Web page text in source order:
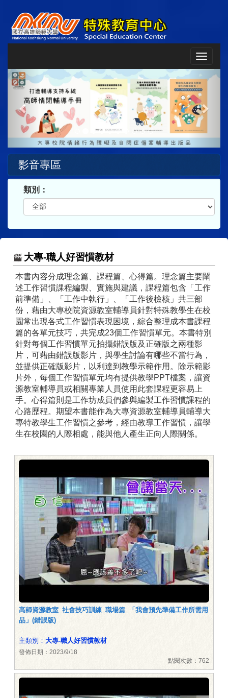
Toggle
Previous Next
影音專區
類別：
大專-職人好習慣教材
本書內容分成理念篇、課程篇、心得篇。理念篇主要闡
述工作習慣課程編製、實施與建議，課程篇包含「工作
前準備」、「工作中執行」、「工作後檢核」共三部
份，藉由大專校院資源教室輔導員針對特殊教學生在校
園常出現各式工作習慣表現困境，綜合整理成本書課程
篇的各單元技巧，共完成23個工作習慣單元。本書特別
針對每個工作習慣單元拍攝錯誤版及正確版之兩種影
片，可藉由錯誤版影片，與學生討論有哪些不當行為，
並提供正確版影片，以利達到教學示範作用。除示範影
片外，每個工作習慣單元均有提供教學PPT檔案，讓資
源教室輔導員或相關專業人員使用此套課程更容易上
手。心得篇則是工作坊成員們參與編製工作習慣課程的
心路歷程。期望本書能作為大專資源教室輔導員輔導大
專特教學生工作習慣之參考，經由教導工作習慣，讓學
生在校園的人際相處，能與他人產生正向人際關係。
高師資源教室_社會技巧訓練_職場篇_「我會預先準備工作所需用
品」(錯誤版)
主類別： 大專-職人好習慣教材
發佈日期：2023/9/18
點閱次數：762